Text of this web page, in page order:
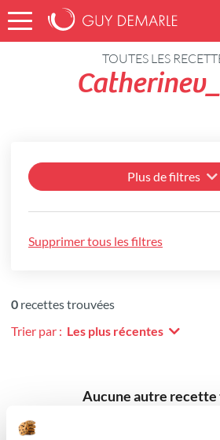
Accueil Recettes
TOUTES LES
Plus de filtres
Supprimer tous les filtres
0 recettes trouvées
Trier par : Les plus récentes
Aucune autre